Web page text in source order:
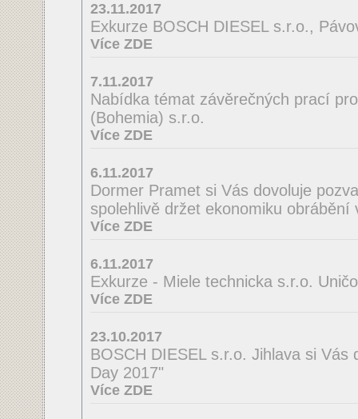
23.11.2017
Exkurze BOSCH DIESEL s.r.o.,
Více ZDE
7.11.2017
Nabídka témat závěrečných prací
(Bohemia) s.r.o.
Více ZDE
6.11.2017
Dormer Pramet si Vás dovoluje
spolehlivě držet ekonomiku obrábění
Více ZDE
6.11.2017
Exkurze - Miele technicka s.r.o.
Více ZDE
23.10.2017
BOSCH DIESEL s.r.o. Jihlava si Vás
Day 2017"
Více ZDE